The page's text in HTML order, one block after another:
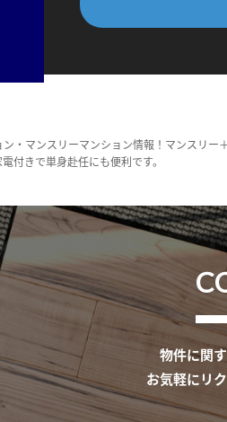
・マンスリーマンション情報！マンスリ
付きで単身赴任にも便利です。
物件に関
お気軽にリ